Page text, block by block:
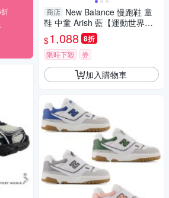
商店 New Balance 慢跑鞋 童
鞋 中童 Arish 藍【運動世界】Y
AARIGV-W
$1,088 8折
限時下殺 券
加入購物車